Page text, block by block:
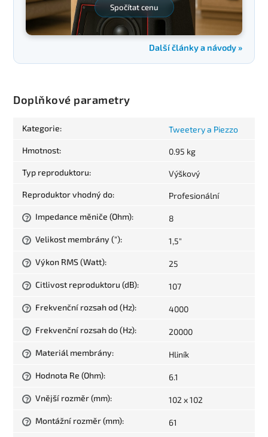
Spočítat cenu
Další články a návody »
Doplňkové parametry
Kategorie: Tweetery a Piezzo
Hmotnost: 0.95 kg
Typ reproduktoru: Výškový
Reproduktor vhodný do: Profesionální
? Impedance měniče (Ohm): 8
? Velikost membrány ("): 1,5"
? Výkon RMS (Watt): 25
? Citlivost reproduktoru (dB): 107
? Frekvenční rozsah od (Hz): 4000
? Frekvenční rozsah do (Hz): 20000
? Materiál membrány: Hliník
? Hodnota Re (Ohm): 6.1
? Vnější rozměr (mm): 102 x 102
? Montážní rozměr (mm): 61